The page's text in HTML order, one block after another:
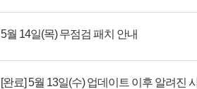
5월 14일(목) 무점검 패치 안내
[완료] 5월 13일(수) 업데이트 이후 알려진